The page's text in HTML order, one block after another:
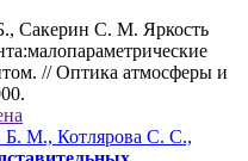
Сакерин С. М. Яркость
// Оптика атмосферы и
Б. М., Котлярова С. С.,